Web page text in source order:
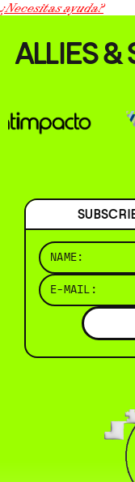
¿Necesitas ayuda?
ALLIES &